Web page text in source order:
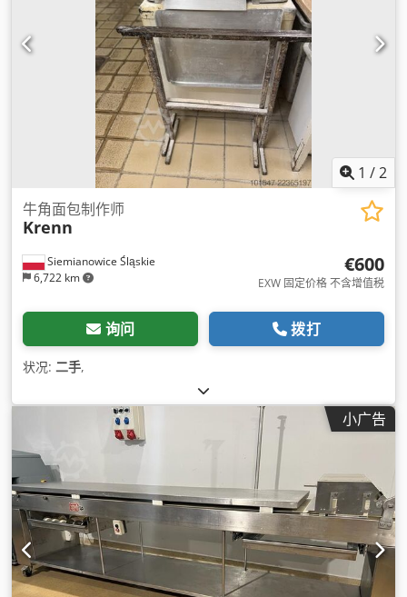
1 /2
Siemianowice Śląskie
6,722 km
牛角面包制作师
Krenn
€600
EXW 固定价格 不含增值税
询问 拨打
状况: 二手,
小广告